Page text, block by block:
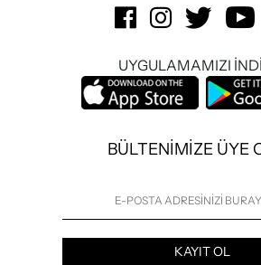
UYGULAMAMIZI
BÜLTENİMİZE ÜYE
KAYIT OL